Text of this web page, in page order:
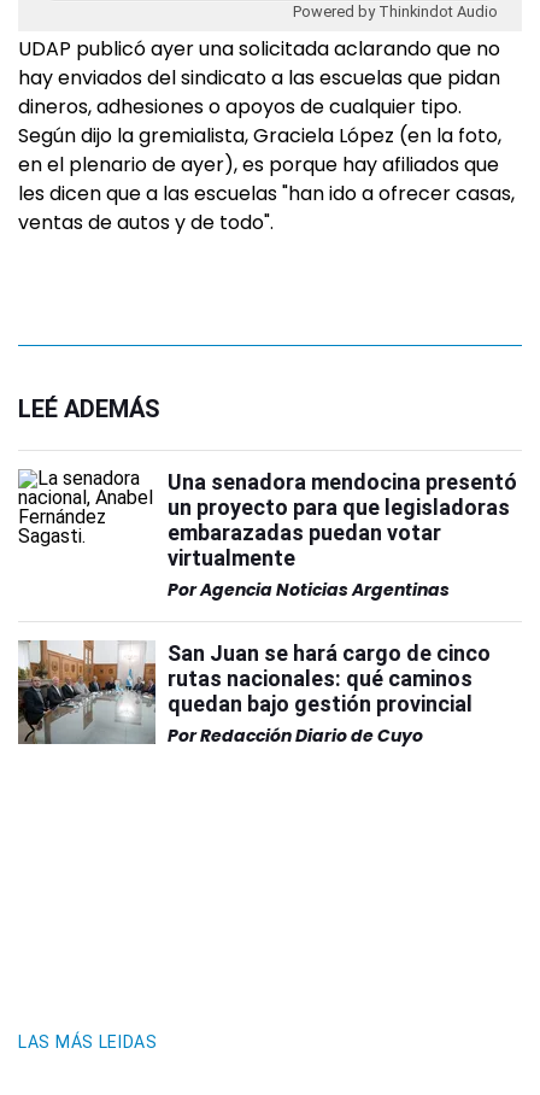
Powered by Thinkindot Audio
UDAP publicó ayer una solicitada aclarando que no
hay enviados del sindicato a las escuelas que pidan
dineros, adhesiones o apoyos de cualquier tipo.
Según dijo la gremialista, Graciela López (en la foto,
en el plenario de ayer), es porque hay afiliados que
les dicen que a las escuelas "han ido a ofrecer casas,
ventas de autos y de todo".
LEÉ ADEMÁS
Una senadora mendocina presentó
un proyecto para que legisladoras
embarazadas puedan votar
virtualmente
PorAgencia Noticias Argentinas
San Juan se hará cargo de cinco
rutas nacionales: qué caminos
quedan bajo gestión provincial
PorRedacción Diario de Cuyo
LAS MÁS LEIDAS